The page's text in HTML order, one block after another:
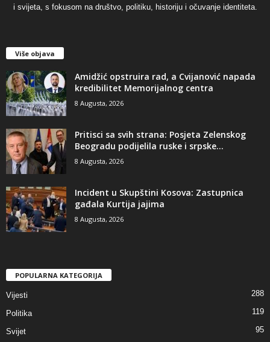
i svijeta, s fokusom na društvo, politiku, historiju i očuvanje identiteta.
Više objava
Amidžić opstruira rad, a Cvijanović napada
kredibilitet Memorijalnog centra
8 Augusta, 2026
​Pritisci sa svih strana: Posjeta Zelenskog
Beogradu podijelila ruske i srpske...
8 Augusta, 2026
Incident u Skupštini Kosova: Zastupnica
gađala Kurtija jajima
8 Augusta, 2026
POPULARNA KATEGORIJA
Vijesti 288
Politika 119
Svijet 95